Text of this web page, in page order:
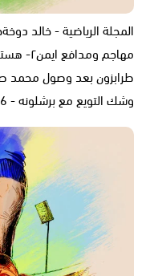
المجلة الرياضية - خالد
مهاجم
طرابزون بعد وصول محمد
وشك التويع مع برشلونه - 07.08.2026